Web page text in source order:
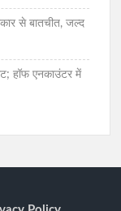
से बातचीत, जल्द
हॉफ एनकाउंटर में